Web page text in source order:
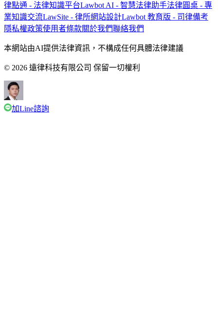
律點通 - 法律知識平台Lawbot AI - 智慧法律助手法律圓桌 - 專
業知識交流LawSite - 律所網站設計Lawbot 教育版 - 司律備考
隱私權政策使用者條款關於我們聯絡我們
本網站由AI提供法律資訊，不構成任何具體法律建議
© 2026 遠律科技有限公司 保留一切權利
加Line諮詢